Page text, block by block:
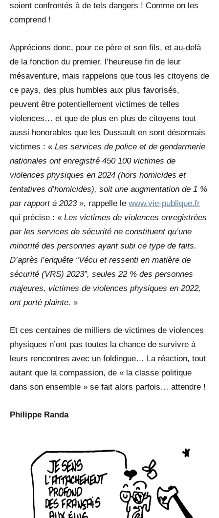
soient confrontés à de tels dangers ! Comme on les
comprend !
Apprécions donc, pour ce père et son fils, et au-delà
de la fonction du premier, l’heureuse fin de leur
mésaventure, mais rappelons que tous les citoyens de
ce pays, des plus humbles aux plus favorisés,
peuvent être potentiellement victimes de telles
violences… et que de plus en plus de citoyens tout
aussi honorables que les Dussault en sont désormais
victimes : « Les services de police et de gendarmerie
nationales ont enregistré 450 100 victimes de
violences physiques en 2024 (hors homicides et
tentatives d’homicides), soit une augmentation de 1 %
par rapport à 2023 », rappelle le www.vie-publique.fr
qui précise : « Les victimes de violences enregistrées
par les services de sécurité ne constituent qu’une
minorité des personnes ayant subi ce type de faits.
D’après l’enquête “Vécu et ressenti en matière de
sécurité (VRS) 2023”, seules 22 % des personnes
majeures, victimes de violences physiques en 2022,
ont porté plainte. »
Et ces centaines de milliers de victimes de violences
physiques n’ont pas toutes la chance de survivre à
leurs rencontres avec un foldingue… La réaction, tout
autant que la compassion, de « la classe politique
dans son ensemble » se fait alors parfois… attendre !
Philippe Randa